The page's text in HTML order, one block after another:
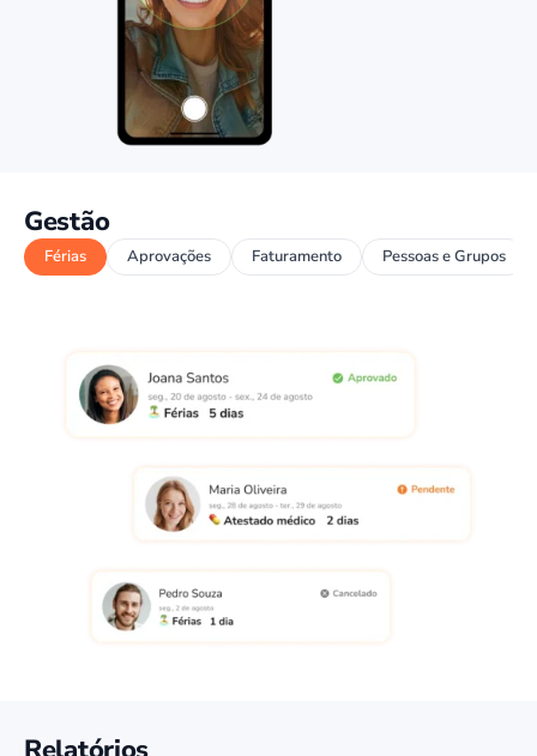
Gestão
Férias Aprovações Faturamento Pessoas e Grupos